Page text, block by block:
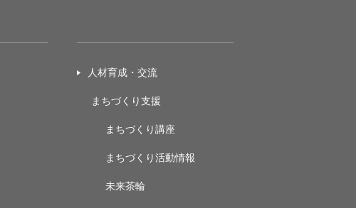
人材育成・交流
まちづくり支援
まちづくり講座
まちづくり活動情報
未来茶輪